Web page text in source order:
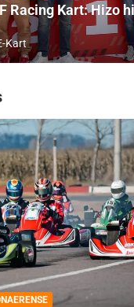
Racing Kart: Hizo
Kart